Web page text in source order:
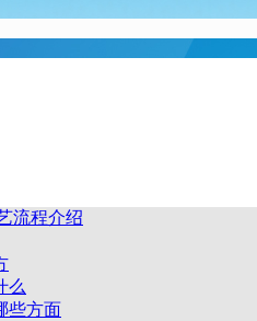
流程介绍
么
些方面